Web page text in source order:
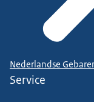
Nederlandse
Service